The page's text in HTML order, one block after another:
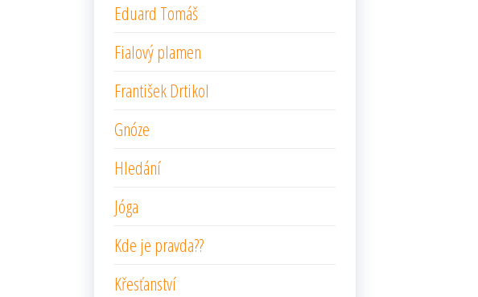
Eduard Tomáš
Fialový plamen
František Drtikol
Gnóze
Hledání
Jóga
Kde je pravda??
Křesťanství